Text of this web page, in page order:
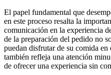
El papel fundamental que
en este proceso resalta la
comunicación en la experiencia
de la preparación del pedido no
puedan disfrutar de su comida
también refleja una atención
de ofrecer una experiencia sin